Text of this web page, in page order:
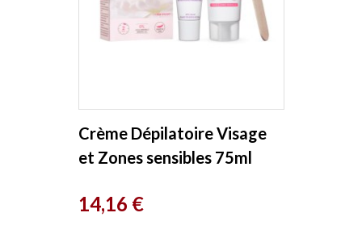
Crème Dépilatoire Visage
et Zones sensibles 75ml
Prix
14,16 €